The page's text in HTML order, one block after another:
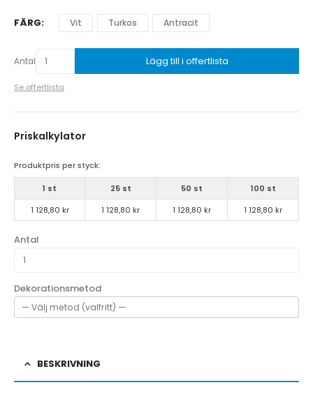
FÄRG Vit Turkos Antracit
Antal Lägg till i offertlista
Se offertlista
Priskalkylator
Produktpris per styck:
1 st 25 st 50 st
100 st
1 128,80 kr
1 128,80 kr 1 128,80 kr 1 128,80 kr
Antal
Dekorationsmetod
BESKRIVNING